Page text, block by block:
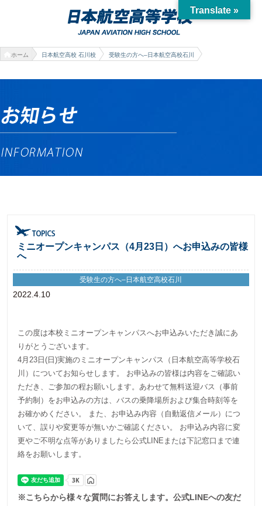
ホーム 日本航空高校 石川校 受験生の方へ–日本航空高校石川
ミニオープンキャンパス（4月23日）へお申込みの皆様
へ
2022.4.10
受験生の方へ–日本航空高校石川
この度は本校ミニオープンキャンパスへお申込みいただき誠にあ
りがとうございます。
4月23日(日)実施のミニオープンキャンパス（日本航空高等学校石
川）についてお知らせします。 お申込みの皆様は内容をご確認い
ただき、ご参加の程お願いします。あわせて無料送迎バス（事前
予約制）をお申込みの方は、バスの乗降場所および集合時刻等を
お確かめください。 また、お申込み内容（自動返信メール）につ
いて、誤りや変更等が無いかご確認ください。 お申込み内容に変
更やご不明な点等がありましたら公式LINEまたは下記窓口まで連
絡をお願いします。
※こちらから様々な質問にお答えします。公式LINEへの友だ
Translate »